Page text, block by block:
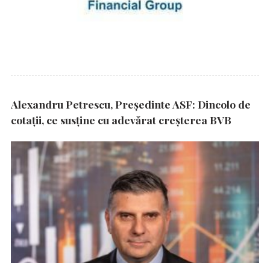
Alexandru Petrescu, Președinte ASF: Dincolo de
cotații, ce susține cu adevărat creșterea BVB